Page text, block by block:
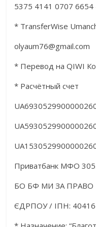
5375 4141 0707 6654
* TransferWise
olyaum76@gmail.com
* Перевод на QIWI
* Расчётный счет
Приватбанк МФО
БО БФ МИ ЗА ПРАВО
ЄДРПОУ / ІПН: